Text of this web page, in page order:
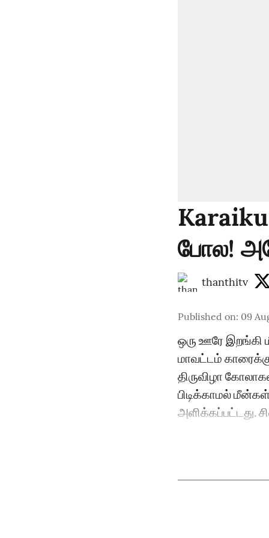
போல!
thanthitv
Published on: 09
ஒரு ஊரே இறங்கி
மாவட்டம்
திருவிழா
பிடிக்காமல்
அளிக்கப்பட்டது.